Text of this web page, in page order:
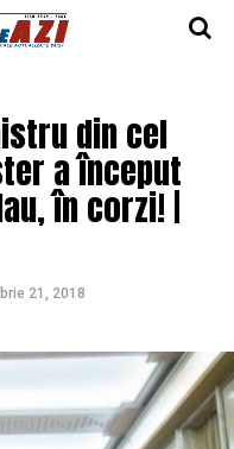
din cel
a început
în corzi! |
21, 2018